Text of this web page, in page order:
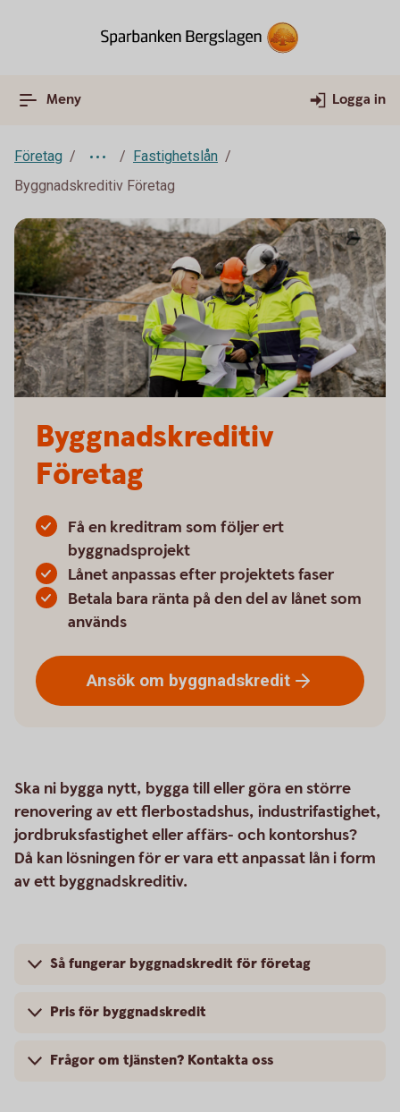
Meny Logga in
Företag
Fastighetslån
Byggnadskreditiv Företag
Byggnadskreditiv
Företag
Få en kreditram som följer ert
byggnadsprojekt
Lånet anpassas efter projektets faser
Betala bara ränta på den del av lånet som
används
Ansök om byggnadskredit
Ska ni bygga nytt, bygga till eller göra en större
renovering av ett flerbostadshus, industrifastighet,
jordbruksfastighet eller affärs- och kontorshus?
Då kan lösningen för er vara ett anpassat lån i form
av ett byggnadskreditiv.
Så fungerar byggnadskredit för företag
Pris för byggnadskredit
Frågor om tjänsten? Kontakta oss